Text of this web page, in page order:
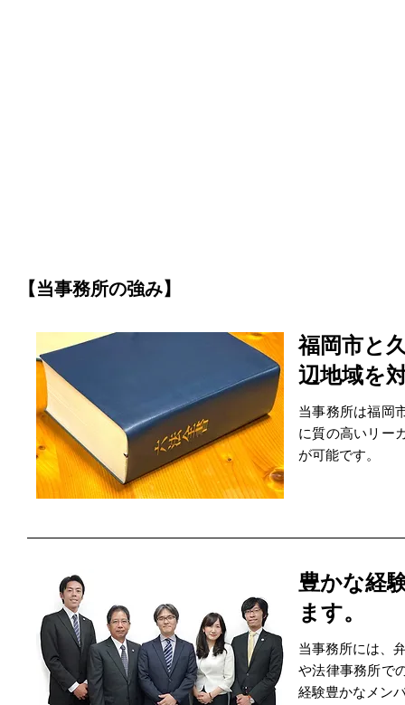
【当事務所の強み】
福岡市と
辺地域を
当事務所は福岡
に質の高いリー
が可能です。
豊かな経
ます。
当事務所には、
や法律事務所で
経験豊かなメン